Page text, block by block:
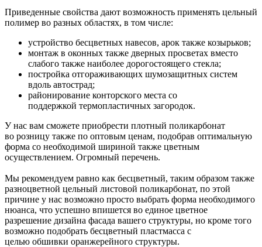
Приведенные свойства дают возможность применять цельный
полимер во разных областях, в том числе:
устройство бесцветных навесов, арок также козырьков;
монтаж в оконных также дверных просветах вместо
слабого также наиболее дорогостоящего стекла;
постройка отгораживающих шумозащитных систем
вдоль автострад;
районирование конторского места со
поддержкой термопластичных загородок.
У нас вам сможете приобрести плотный поликарбонат
во розницу также по оптовым ценам, подобрав оптимальную
форма со необходимой шириной также цветным
осуществлением. Огромный перечень.
Мы рекомендуем равно как бесцветный, таким образом также
разноцветной цельный листовой поликарбонат, по этой
причине у нас возможно просто выбрать форма необходимого
нюанса, что успешно впишется во единое цветное
разрешение дизайна фасада вашего структуры, но кроме того
возможно подобрать бесцветный пластмасса с
целью обшивки оранжерейного структуры.